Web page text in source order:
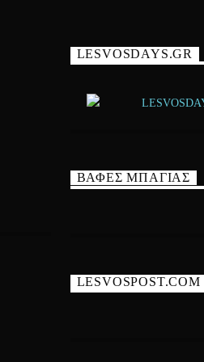
LESVOSDAYS.GR
ΒΑΦΕΣ ΜΠΑΓΙΑΣ
LESVOSPOST.COM